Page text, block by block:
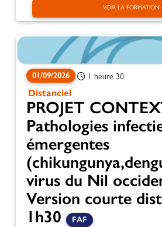
VOIR LA FORMATION
01/09/2026 1 heure 30
Distanciel
PROJET
Pathologies
émergentes
virus du Nil
Version courte
1h30
FAF